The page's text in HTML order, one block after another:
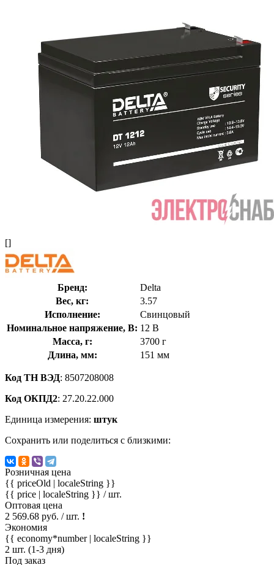
[]
Бренд:
Delta
Вес, кг:
3.57
Исполнение:
Свинцовый
Номинальное напряжение, В: 12 В
Масса, г:
3700 г
Длина, мм:
151 мм
Код ТН ВЭД: 8507208008
Код ОКПД2: 27.20.22.000
Единица измерения: штук
Сохранить или поделиться с близкими:
Розничная цена
{{ priceOld | localeString }}
{{ price | localeString }} / шт.
Оптовая цена
2 569.68 руб. / шт. !
Экономия
{{ economy*number | localeString }}
2 шт. (1-3 дня)
Под заказ